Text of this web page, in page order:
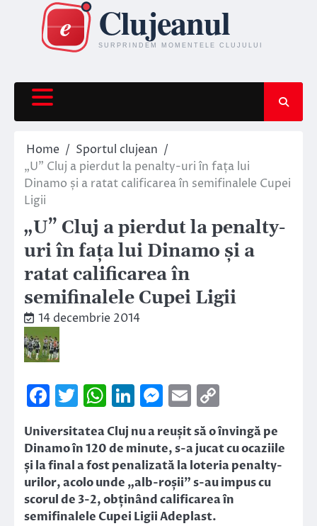
content
Home
Sportul clujean
„U” Cluj a pierdut la penalty-uri în fața lui
Dinamo și a ratat calificarea în semifinalele Cupei
Ligii
„U” Cluj a pierdut la penalty-
uri în fața lui Dinamo și a
ratat calificarea în
semifinalele Cupei Ligii
14 decembrie 2014
Facebook
Twitter
WhatsApp
LinkedIn
Messenger
Email
Link
Universitatea Cluj nu a reușit să o învingă pe
Dinamo în 120 de minute, s-a jucat cu ocaziile
și la final a fost penalizată la loteria penalty-
urilor, acolo unde „alb-roșii” s-au impus cu
scorul de 3-2, obținând calificarea în
semifinalele Cupei Ligii Adeplast.